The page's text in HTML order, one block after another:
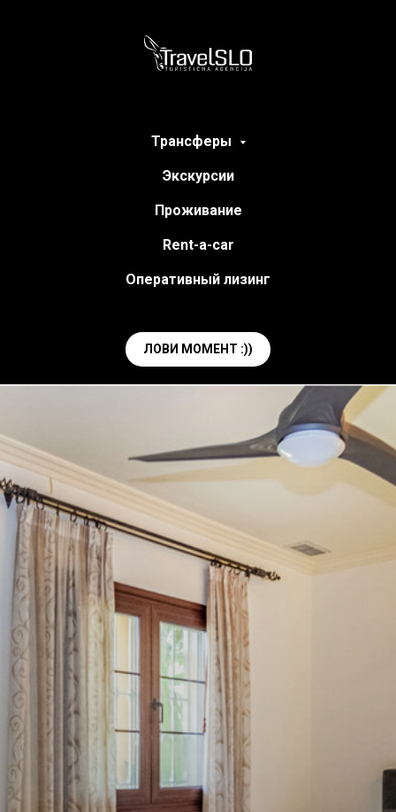
Трансферы
Экскурсии
Проживание
Rent-a-car
Оперативный лизинг
ЛОВИ МОМЕНТ :))